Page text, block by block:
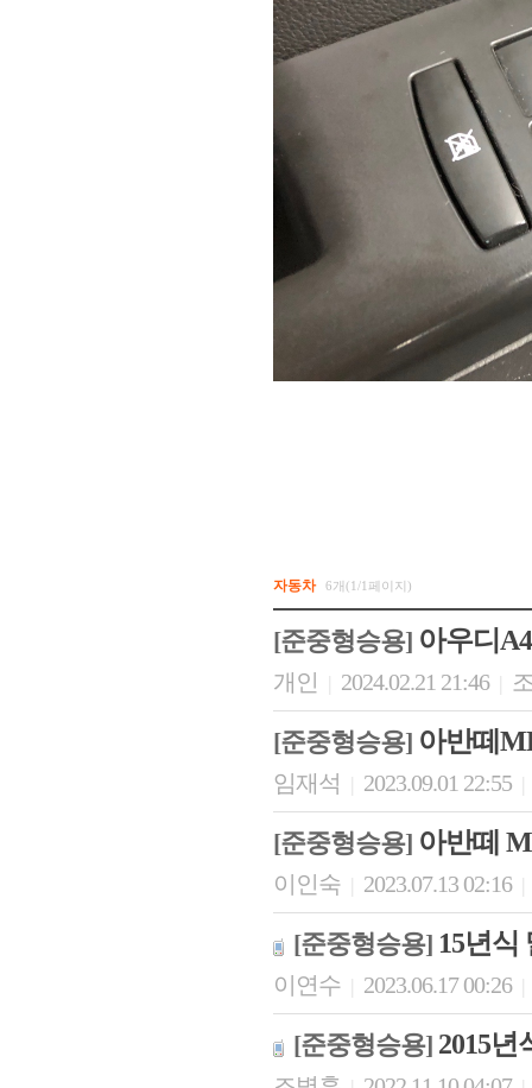
자동차 6개(1/1페이지)
[준중형승용] 아우디
개인 2024.02.21 21:46
[준중형승용] 아반떼
임재석 2023.09.01 22:55
[준중형승용] 아반떼
이인숙 2023.07.13 02:16
[준중형승용] 15년식
이연수 2023.06.17 00:26
[준중형승용] 2015년